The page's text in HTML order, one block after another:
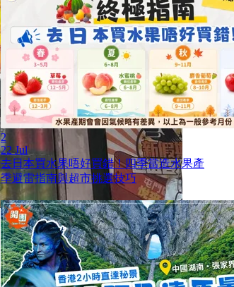
2
22 Jul
去日本買水果唔好買錯！四季當造水果產
季避雷指南與超市挑選技巧